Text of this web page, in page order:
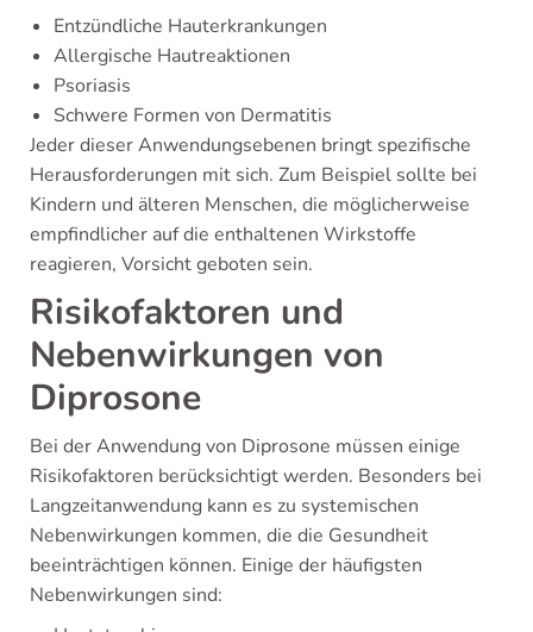
Entzündliche Hauterkrankungen
Allergische Hautreaktionen
Psoriasis
Schwere Formen von Dermatitis
Jeder dieser Anwendungsebenen bringt spezifische
Herausforderungen mit sich. Zum Beispiel sollte bei
Kindern und älteren Menschen, die möglicherweise
empfindlicher auf die enthaltenen Wirkstoffe
reagieren, Vorsicht geboten sein.
Risikofaktoren und
Nebenwirkungen von
Diprosone
Bei der Anwendung von Diprosone müssen einige
Risikofaktoren berücksichtigt werden. Besonders bei
Langzeitanwendung kann es zu systemischen
Nebenwirkungen kommen, die die Gesundheit
beeinträchtigen können. Einige der häufigsten
Nebenwirkungen sind: